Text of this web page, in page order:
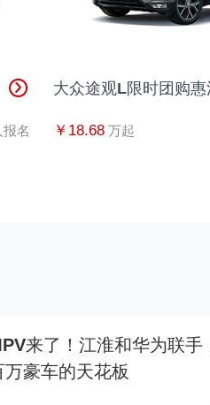
报名
大众途观L限时团购惠
￥18.68 万起
来了！江淮和华为联手
万豪车的天花板